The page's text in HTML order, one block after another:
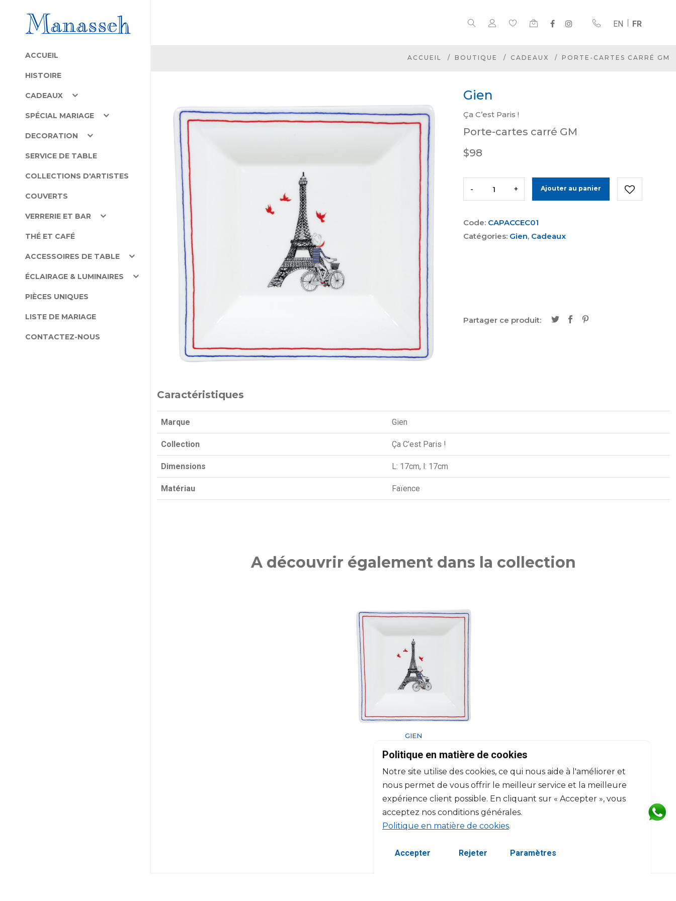
EN FR
ACCUEIL
HISTOIRE
CADEAUX
SPÉCIAL MARIAGE
DECORATION
SERVICE DE TABLE
COLLECTIONS D'ARTISTES
COUVERTS
VERRERIE ET BAR
THÉ ET CAFÉ
ACCESSOIRES DE TABLE
ÉCLAIRAGE & LUMINAIRES
PIÈCES UNIQUES
LISTE DE MARIAGE
CONTACTEZ-NOUS
ACCUEIL BOUTIQUE CADEAUX PORTE-CARTES CARRÉ GM
Gien
Ça C’est Paris !
Porte-cartes carré GM
$98
- + Ajouter au panier
Code: CAPACCEC01
Catégories: Gien, Cadeaux
Partager ce produit:
Caractéristiques
Marque Gien
Collection Ça C’est Paris !
Dimensions L: 17cm, l: 17cm
Matériau Faïence
A découvrir également dans la collection
GIEN
Porte-cartes carré XL
L: 22cm, l: 22cm
$124
Politique en matière de cookies
Notre site utilise des cookies, ce qui nous aide à l'améliorer et
nous permet de vous offrir le meilleur service et la meilleure
expérience client possible. En cliquant sur « Accepter », vous
acceptez nos conditions générales.
Politique en matière de cookies.
Accepter Rejeter Paramètres